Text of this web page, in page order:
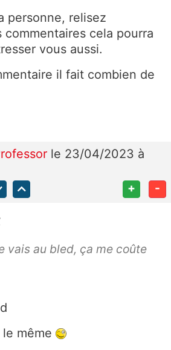
personne, relisez
cela pourra
vous aussi.
il fait combien de
le 23/04/2023 à
+ -
vais au bled, ça me coûte
même